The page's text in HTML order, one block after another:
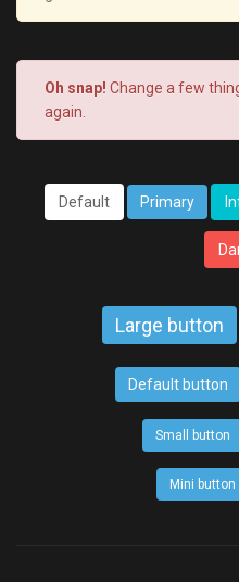
Oh snap! Change a few
again.
Default Primary
Large button
Default button
Small button
Mini button